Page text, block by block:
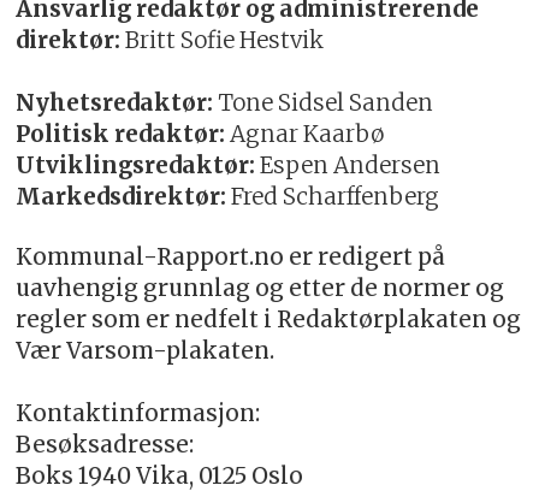
Ansvarlig redaktør og administrerende
direktør: Britt Sofie Hestvik
Nyhetsredaktør: Tone Sidsel Sanden
Politisk redaktør: Agnar Kaarbø
Utviklingsredaktør: Espen Andersen
Markedsdirektør: Fred Scharffenberg
Kommunal-Rapport.no er redigert på
uavhengig grunnlag og etter de normer og
regler som er nedfelt i Redaktørplakaten og
Vær Varsom-plakaten.
Kontaktinformasjon:
Besøksadresse:
Boks 1940 Vika, 0125 Oslo